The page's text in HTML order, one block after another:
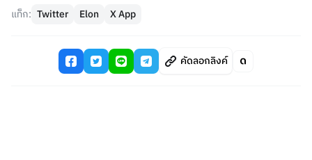
แท็ก: Twitter Elon X App
คัดลอกลิงค์